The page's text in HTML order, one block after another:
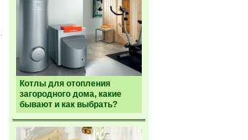
Котлы для отопления
загородного дома, какие
бывают и как выбрать?